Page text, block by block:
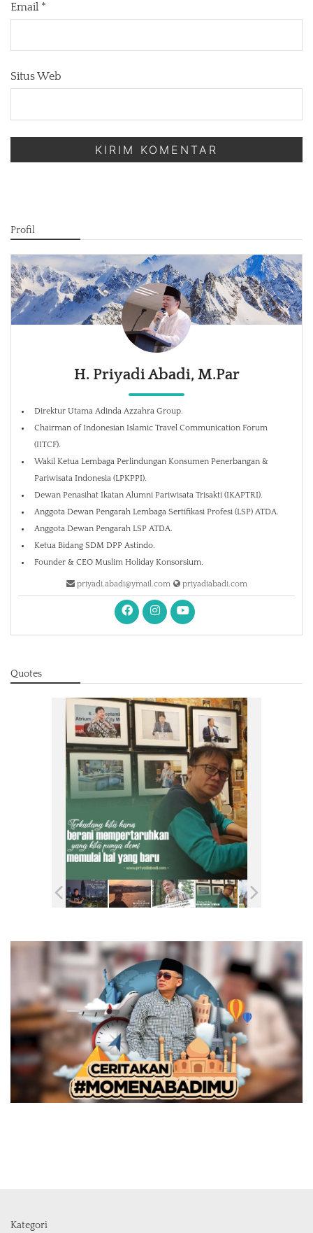
Email *
Situs Web
Profil
H. Priyadi Abadi, M.Par
Direktur Utama Adinda Azzahra Group.
Chairman of Indonesian Islamic Travel Communication Forum
(IITCF).
Wakil Ketua Lembaga Perlindungan Konsumen Penerbangan &
Pariwisata Indonesia (LPKPPI).
Dewan Penasihat Ikatan Alumni Pariwisata Trisakti (IKAPTRI).
Anggota Dewan Pengarah Lembaga Sertifikasi Profesi (LSP) ATDA.
Anggota Dewan Pengarah LSP ATDA.
Ketua Bidang SDM DPP Astindo.
Founder & CEO Muslim Holiday Konsorsium.
priyadi.abadi@ymail.com priyadiabadi.com
Quotes
Kategori